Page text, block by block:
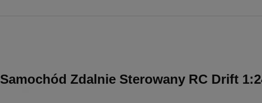
Samochód Zdalnie Sterowany RC Drift